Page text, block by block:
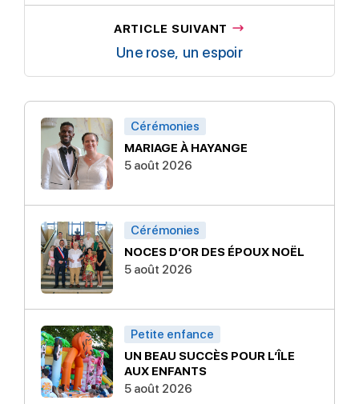
ARTICLE SUIVANT
Une rose, un espoir
Cérémonies
MARIAGE À HAYANGE
5 août 2026
Cérémonies
NOCES D’OR DES ÉPOUX NOËL
5 août 2026
Petite enfance
UN BEAU SUCCÈS POUR L’ÎLE
AUX ENFANTS
5 août 2026